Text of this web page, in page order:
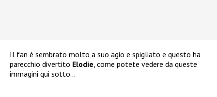
Il fan è sembrato molto a suo agio e spigliato e questo ha
parecchio divertito Elodie, come potete vedere da queste
immagini qui sotto…